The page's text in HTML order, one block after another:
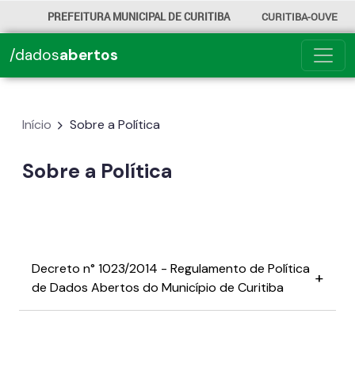
PREFEITURA MUNICIPAL DE CURITIBA CURITIBA-OUVE
INFORMAÇÃO
/dadosabertos
Início Sobre a Política
Sobre a Política
Decreto n° 1023/2014 - Regulamento de Política
de Dados Abertos do Município de Curitiba